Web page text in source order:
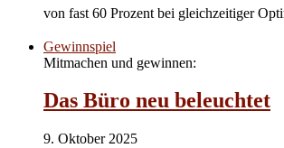
von fast 60 Prozent bei gleichzeitiger
Gewinnspiel
Mitmachen und gewinnen:
Das Büro neu beleuchtet
9. Oktober 2025